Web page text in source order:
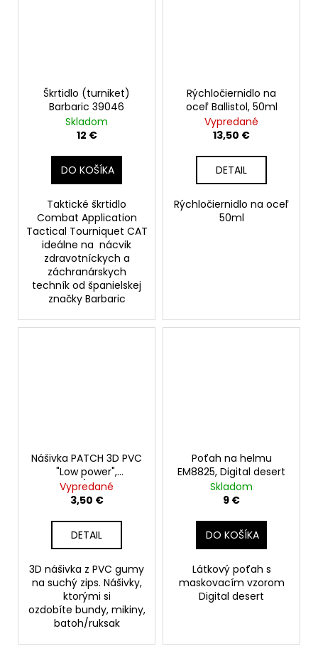
Škrtidlo (turniket)
Barbaric 39046
Skladom
12 €
DO KOŠÍKA
Taktické škrtidlo
Combat Application
Tactical Tourniquet CAT
ideálne na nácvik
zdravotníckych a
záchranárskych
techník od španielskej
značky Barbaric
Rýchločiernidlo na
oceľ Ballistol, 50ml
Vypredané
13,50 €
DETAIL
Rýchločiernidlo na oceľ
50ml
Nášivka PATCH 3D PVC
"Low power",
sand/brown
Vypredané
3,50 €
DETAIL
3D nášivka z PVC gumy
na suchý zips. Nášivky,
ktorými si
ozdobíte bundy, mikiny,
batoh/ruksak
Poťah na helmu
EM8825, Digital desert
Skladom
9 €
DO KOŠÍKA
Látkový poťah s
maskovacím vzorom
Digital desert